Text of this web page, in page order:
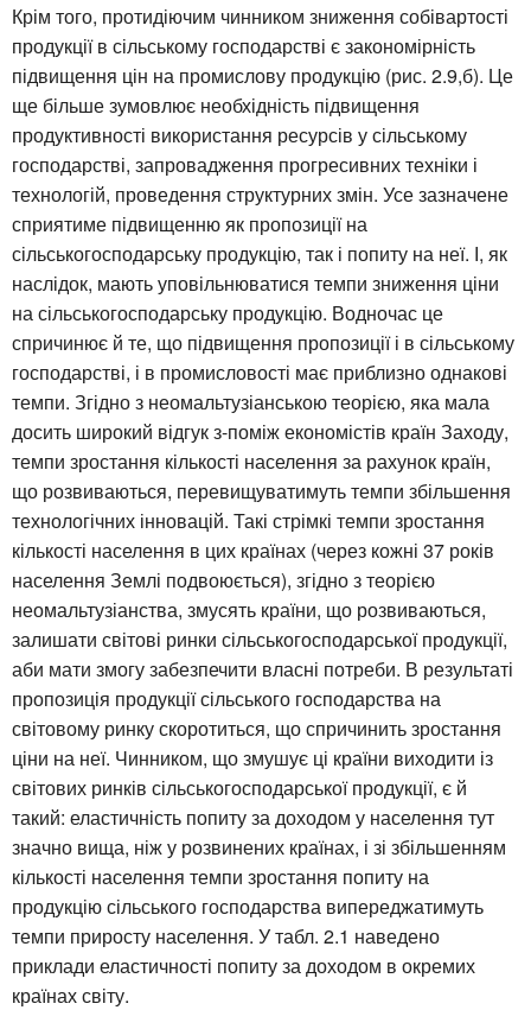
Крім того, протидіючим чинником зниження собівартості
продукції в сільському господарстві є закономірність
підвищення цін на промислову продукцію (рис. 2.9,б). Це
ще більше зумовлює необхідність підвищення
продуктивності використання ресурсів у сільському
господарстві, запровадження прогресивних техніки і
технологій, проведення структурних змін. Усе зазначене
сприятиме підвищенню як пропозиції на
сільськогосподарську продукцію, так і попиту на неї. І, як
наслідок, мають уповільнюватися темпи зниження ціни
на сільськогосподарську продукцію. Водночас це
спричинює й те, що підвищення пропозиції і в сільському
господарстві, і в промисловості має приблизно однакові
темпи. Згідно з неомальтузіанською теорією, яка мала
досить широкий відгук з-поміж економістів країн Заходу,
темпи зростання кількості населення за рахунок країн,
що розвиваються, перевищуватимуть темпи збільшення
технологічних інновацій. Такі стрімкі темпи зростання
кількості населення в цих країнах (через кожні 37 років
населення Землі подвоюється), згідно з теорією
неомальтузіанства, змусять країни, що розвиваються,
залишати світові ринки сільськогосподарської продукції,
аби мати змогу забезпечити власні потреби. В результаті
пропозиція продукції сільського господарства на
світовому ринку скоротиться, що спричинить зростання
ціни на неї. Чинником, що змушує ці країни виходити із
світових ринків сільськогосподарської продукції, є й
такий: еластичність попиту за доходом у населення тут
значно вища, ніж у розвинених країнах, і зі збільшенням
кількості населення темпи зростання попиту на
продукцію сільського господарства випереджатимуть
темпи приросту населення. У табл. 2.1 наведено
приклади еластичності попиту за доходом в окремих
країнах світу.